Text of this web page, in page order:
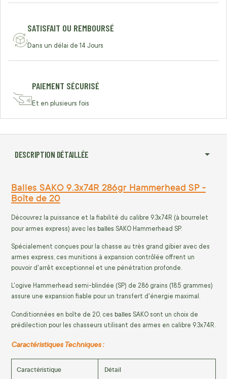
SATISFAIT OU REMBOURSÉ
Dans un délai de 14 Jours
PAIEMENT SÉCURISÉ
Et en plusieurs fois
DESCRIPTION DÉTAILLÉE
Balles SAKO 9.3x74R 286gr Hammerhead SP -
Boîte de 20
Découvrez la puissance et la fiabilité du calibre 9.3x74R (à bourrelet
pour armes express) avec les balles SAKO Hammerhead SP.
Spécialement conçues pour la chasse au très grand gibier avec des
armes express, ces munitions à expansion contrôlée offrent un
pouvoir d'arrêt exceptionnel et une pénétration profonde.
L'ogive Hammerhead semi-blindée (SP) de 286 grains (18.5 grammes)
assure une expansion fiable pour un transfert d'énergie maximal.
Conditionnées en boîte de 20, ces balles SAKO sont un choix de
prédilection pour les chasseurs utilisant des armes en calibre 9.3x74R.
Caractéristiques Techniques :
Caractéristique Détail